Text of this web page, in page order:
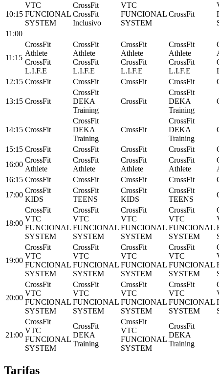
10:15
VTC
FUNCIONAL
SYSTEM
CrossFit
CrossFit
Inclusivo
VTC
FUNCIONAL
SYSTEM
CrossFit
11:00
11:15
CrossFit
Athlete
CrossFit
L.I.F.E
CrossFit
Athlete
CrossFit
L.I.F.E
CrossFit
Athlete
CrossFit
L.I.F.E
CrossFit
Athlete
CrossFit
L.I.F.E
12:15 CrossFit CrossFit CrossFit CrossFit
13:15 CrossFit
CrossFit
DEKA
Training
CrossFit
CrossFit
DEKA
Training
14:15 CrossFit
CrossFit
DEKA
Training
CrossFit
CrossFit
DEKA
Training
15:15 CrossFit CrossFit CrossFit CrossFit
16:00
CrossFit
Athlete
CrossFit
Athlete
CrossFit
Athlete
CrossFit
Athlete
16:15 CrossFit CrossFit CrossFit CrossFit
17:00
CrossFit
KIDS
CrossFit
TEENS
CrossFit
KIDS
CrossFit
TEENS
18:00
CrossFit
VTC
FUNCIONAL
SYSTEM
CrossFit
VTC
FUNCIONAL
SYSTEM
CrossFit
VTC
FUNCIONAL
SYSTEM
CrossFit
VTC
FUNCIONAL
SYSTEM
19:00
CrossFit
VTC
FUNCIONAL
SYSTEM
CrossFit
VTC
FUNCIONAL
SYSTEM
CrossFit
VTC
FUNCIONAL
SYSTEM
CrossFit
VTC
FUNCIONAL
SYSTEM
20:00
CrossFit
VTC
FUNCIONAL
SYSTEM
CrossFit
VTC
FUNCIONAL
SYSTEM
CrossFit
VTC
FUNCIONAL
SYSTEM
CrossFit
VTC
FUNCIONAL
SYSTEM
21:00
CrossFit
VTC
FUNCIONAL
SYSTEM
CrossFit
DEKA
Training
CrossFit
VTC
FUNCIONAL
SYSTEM
CrossFit
DEKA
Training
Tarifas